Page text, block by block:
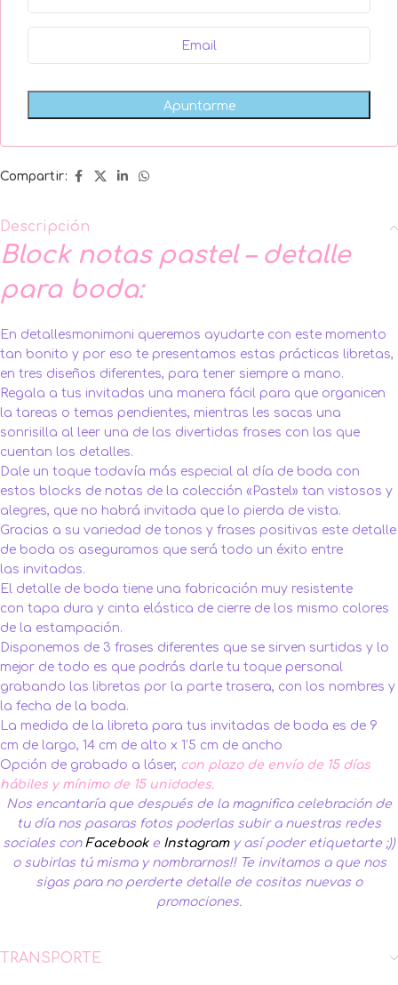
Compartir:
Descripción
Block notas pastel – detalle
para boda:
En detallesmonimoni queremos ayudarte con este momento
tan bonito y por eso te presentamos estas prácticas libretas,
en tres diseños diferentes, para tener siempre a mano.
Regala a tus invitadas una manera fácil para que organicen
la tareas o temas pendientes, mientras les sacas una
sonrisilla al leer una de las divertidas frases con las que
cuentan los detalles.
Dale un toque todavía más especial al día de boda con
estos blocks de notas de la colección «Pastel» tan vistosos y
alegres, que no habrá invitada que lo pierda de vista.
Gracias a su variedad de tonos y frases positivas este detalle
de boda os aseguramos que será todo un éxito entre
las invitadas.
El detalle de boda tiene una fabricación muy resistente
con tapa dura y cinta elástica de cierre de los mismo colores
de la estampación.
Disponemos de 3 frases diferentes que se sirven surtidas y lo
mejor de todo es que podrás darle tu toque personal
grabando las libretas por la parte trasera, con los nombres y
la fecha de la boda.
La medida de la libreta para tus invitadas de boda es de 9
cm de largo, 14 cm de alto x 1’5 cm de ancho
Opción de grabado a láser, con plazo de envío de 15 días
hábiles y mínimo de 15 unidades.
Nos encantaría que después de la magnifica celebración de
tu día nos pasaras fotos poderlas subir a nuestras redes
sociales con Facebooke Instagram y así poder etiquetarte ;))
o subirlas tú misma y nombrarnos!! Te invitamos a que nos
sigas para no perderte detalle de cositas nuevas o
promociones.
TRANSPORTE